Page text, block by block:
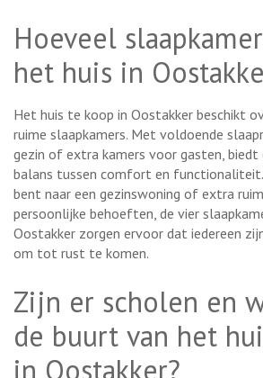
Hoeveel
het huis in
Het huis te koop in Oostakker beschikt
ruime slaapkamers. Met voldoende
gezin of extra kamers voor gasten,
balans tussen comfort en
bent naar een gezinswoning of extra
persoonlijke behoeften, de vier
Oostakker zorgen ervoor dat iedereen
om tot rust te komen.
Zijn er scholen en
de buurt van het
in Oostakker?